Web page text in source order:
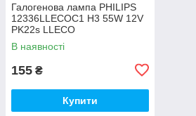
Галогенова лампа PHILIPS
12336LLECOC1 H3 55W 12V
PK22s LLECO
В наявності
155 ₴
Купити